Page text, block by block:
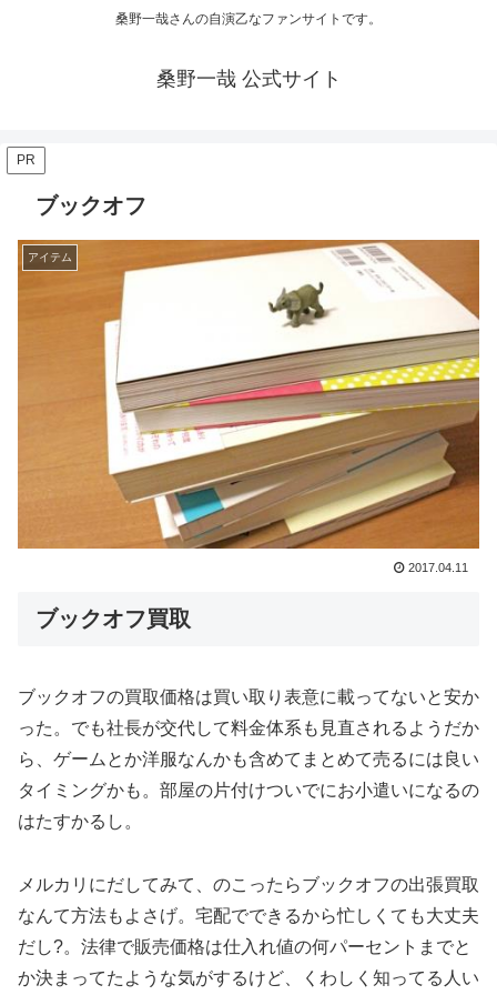
桑野一哉さんの自演乙なファンサイトです。
桑野一哉 公式サイト
PR
ブックオフ
アイテム
2017.04.11
ブックオフ買取
ブックオフの買取価格は買い取り表意に載ってないと安か
った。でも社長が交代して料金体系も見直されるようだか
ら、ゲームとか洋服なんかも含めてまとめて売るには良い
タイミングかも。部屋の片付けついでにお小遣いになるの
はたすかるし。
メルカリにだしてみて、のこったらブックオフの出張買取
なんて方法もよさげ。宅配でできるから忙しくても大丈夫
だし?。法律で販売価格は仕入れ値の何パーセントまでと
か決まってたような気がするけど、くわしく知ってる人い